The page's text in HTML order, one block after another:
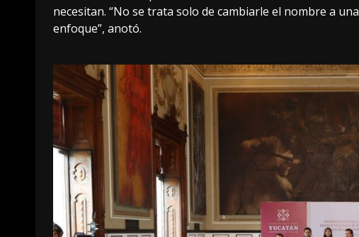
necesitan. “No se trata solo de cambiarle el nombre a
enfoque”, anotó.